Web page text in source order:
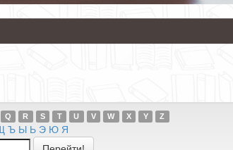
Q R S T U V W X Y Z
Ъ Ы Ь Э Ю Я